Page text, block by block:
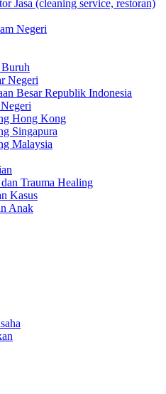
Jasa (cleaning service, restoran)
Negeri
Negeri
Besar Republik Indonesia
Hong Kong
Singapura
Malaysia
Trauma Healing
Kasus
Anak